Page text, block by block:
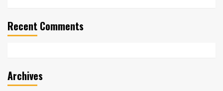
Recent Comments
Archives